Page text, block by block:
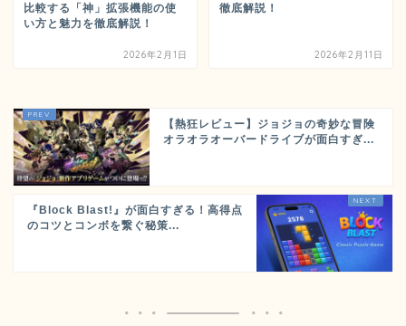
比較する「神」拡張機能の使
い方と魅力を徹底解説！
2026年2月1日
徹底解説！
2026年2月11日
【熱狂レビュー】ジョジョの奇妙な冒険
オラオラオーバードライブが面白すぎ...
『Block Blast!』が面白すぎる！高得点
のコツとコンボを繋ぐ秘策...